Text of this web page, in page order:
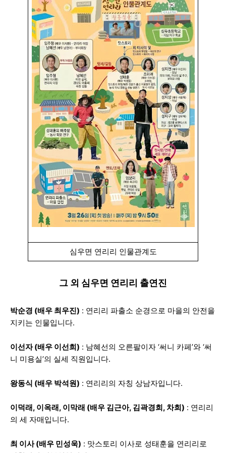
심우면 연리리 인물관계도
그 외 심우면 연리리 출연진
박순경 (배우 최우진) : 연리리 파출소 순경으로 마을의 안전을
지키는 인물입니다.
이선자 (배우 이선희) : 남혜선의 오른팔이자 ‘써니 카페’와 ‘써
니 미용실’의 실세 직원입니다.
왕동식 (배우 박석원) : 연리리의 자칭 상남자입니다.
이덕래, 이옥래, 이막래 (배우 김근아, 김곽경희, 차희) : 연리리
의 세 자매입니다.
최 이사 (배우 민성욱) : 맛스토리 이사로 성태훈을 연리리로